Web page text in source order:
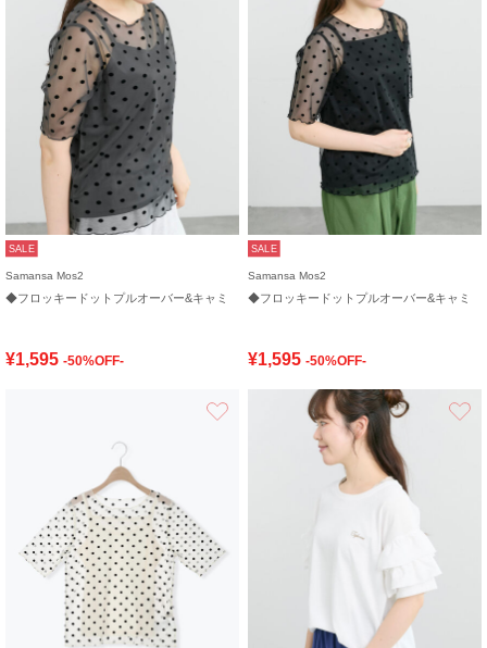
SALE
Samansa Mos2
◆フロッキードットプルオーバー&キャミ
¥1,595 -50%OFF-
SALE
Samansa Mos2
◆フロッキードットプルオーバー&キャミ
¥1,595 -50%OFF-